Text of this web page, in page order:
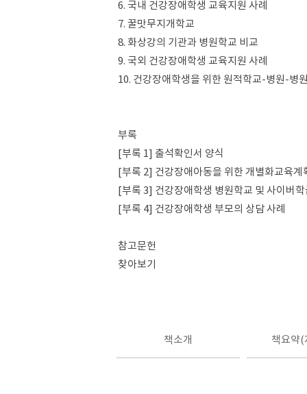
6. 국내 건강장애학생 교육지원 사례
7. 꿀맛무지개학교
8. 화상강의 기관과 병원학교 비교
9. 국외 건강장애학생 교육지원 사례
10. 건강장애학생을 위한 원적학교-병원-병
부록
[부록 1] 출석확인서 양식
[부록 2] 건강장애아동을 위한 개별화교육계
[부록 3] 건강장애학생 병원학교 및 사이버
[부록 4] 건강장애학생 부모의 상담 사례
참고문헌
찾아보기
책소개 책요약(